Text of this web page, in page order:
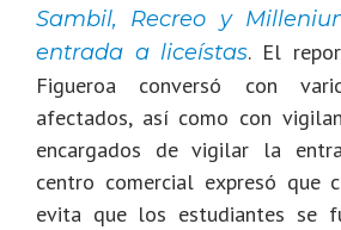
Sambil, Recreo y
entrada a liceístas.El
Figueroa conversó con
afectados, así como con
encargados de vigilar la
centro comercial expresó que
evita que los estudiantes se